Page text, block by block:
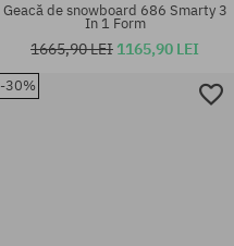
Mărimi existente:
Geacă de snowboard 686 Smarty 3
In 1 Form
1665,90 LEI 1165,90 LEI
-30%